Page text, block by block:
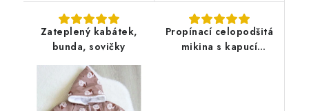
Zateplený kabátek,
bunda, sovičky
Propínací celopodšitá
mikina s kapucí